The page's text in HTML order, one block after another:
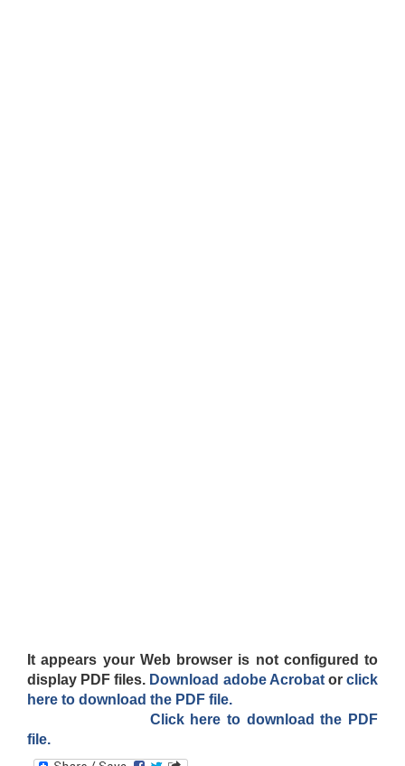
It appears your Web browser is not configured to
display PDF files. Download adobe Acrobat orclick
here to download the PDF file.
Click here to download the PDF
file.